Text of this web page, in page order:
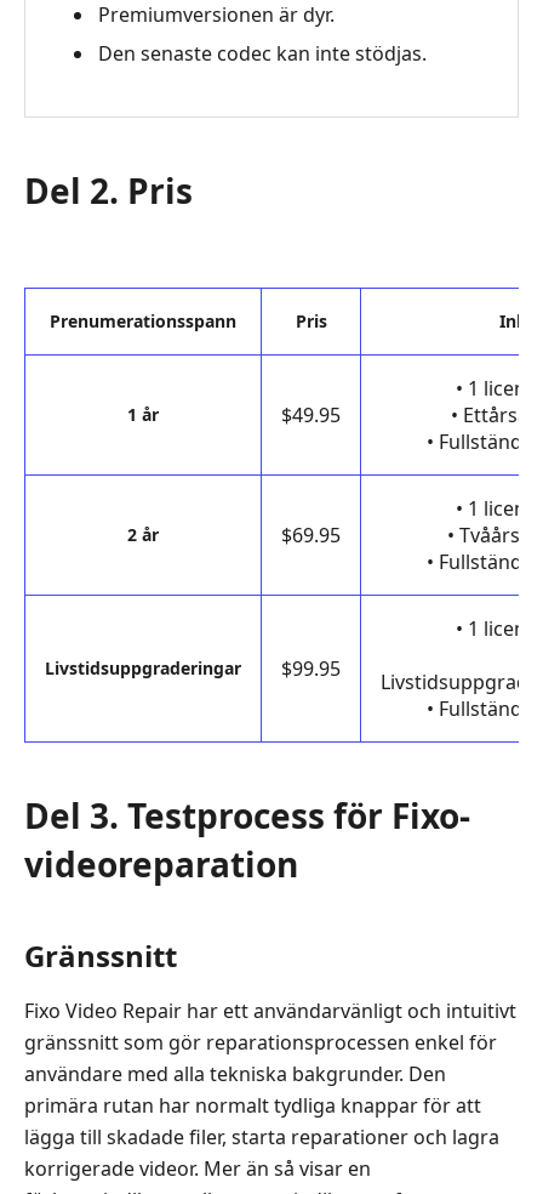
Premiumversionen är dyr.
Den senaste codec kan inte stödjas.
Del 2. Pris
Prenumerationsspann Pris
1 år $49.95
• 1
•
•
2 år $69.95
• 1
•
•
Livstidsuppgraderingar $99.95
• 1
•
Del 3. Testprocess för Fixo-
videoreparation
Gränssnitt
Fixo Video Repair har ett användarvänligt och intuitivt
gränssnitt som gör reparationsprocessen enkel för
användare med alla tekniska bakgrunder. Den
primära rutan har normalt tydliga knappar för att
lägga till skadade filer, starta reparationer och lagra
korrigerade videor. Mer än så visar en